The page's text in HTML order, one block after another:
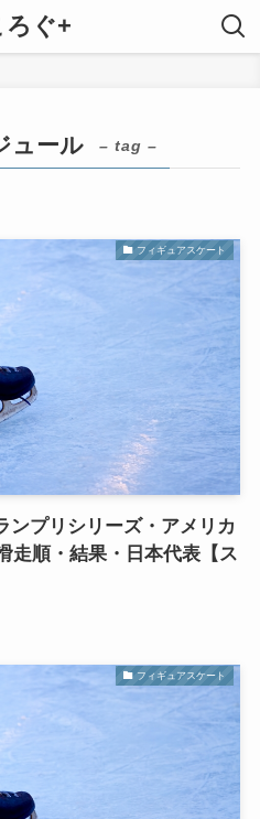
ろぐ+
ュール – tag –
フィギュアスケート
ンプリシリーズ・アメリカ
順・結果・日本代表【ス
フィギュアスケート